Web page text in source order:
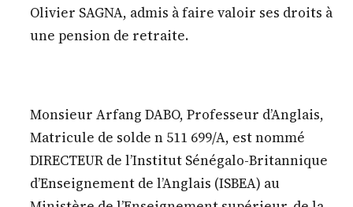
Olivier SAGNA, admis à faire valoir ses droits à
une pension de retraite.
Monsieur Arfang DABO, Professeur d’Anglais,
Matricule de solde n 511 699/A, est nommé
DIRECTEUR de l’Institut Sénégalo-Britannique
d’Enseignement de l’Anglais (ISBEA) au